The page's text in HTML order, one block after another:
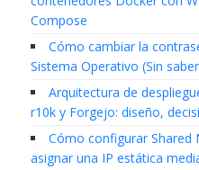
Compose
Cómo cambiar la
Sistema Operativo (Sin
Arquitectura de
r10k y Forgejo: diseño,
Cómo configurar Shared
asignar una IP estática